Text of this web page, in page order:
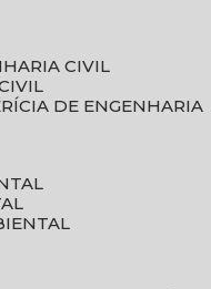
CIVIL
DE ENGENHARIA